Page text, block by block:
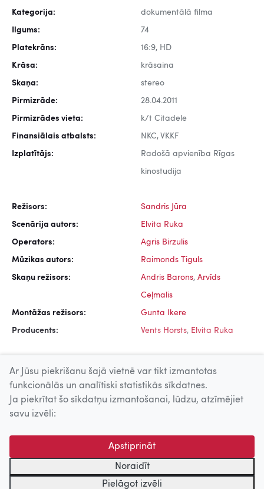
Kategorija: dokumentālā filma
Ilgums: 74
Platekrāns: 16:9, HD
Krāsa: krāsaina
Skaņa: stereo
Pirmizrāde: 28.04.2011
Pirmizrādes vieta: k/t Citadele
Finansiālais atbalsts: NKC, VKKF
Izplatītājs: Radošā apvienība Rīgas
kinostudija
Režisors: Sandris Jūra
Scenārija autors: Elvita Ruka
Operators: Agris Birzulis
Mūzikas autors: Raimonds Tiguls
Skaņu režisors: Andris Barons, Arvīds
Ceļmalis
Montāžas režisors: Gunta Ikere
Producents: Vents Horsts, Elvita Ruka
Uz augšu
© 2026 Nacionālais Kino centrs, Kultūras informācijas sistēmu
centrs. Sadarbības partneris: Latvijas Valsts
kinofotofonodokumentu arhīvs.
Ar Jūsu piekrišanu šajā vietnē var tikt izmantotas
funkcionālās un analītiski statistikās sīkdatnes.
Ja piekrītat šo sīkdatņu izmantošanai, lūdzu, atzīmējiet
savu izvēli:
Apstiprināt
Noraidīt
Pielāgot izvēli